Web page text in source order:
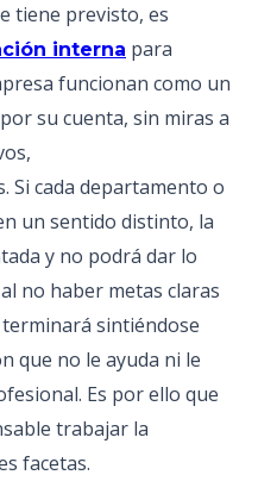
tiene previsto, es
interna para
funcionan como un
su cuenta, sin miras a
Si cada departamento o
un sentido distinto, la
y no podrá dar lo
no haber metas claras
sintiéndose
que no le ayuda ni le
Es por ello que
trabajar la
facetas.